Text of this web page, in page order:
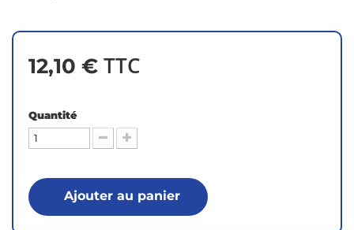
12,10 € TTC
Quantité
Ajouter au panier